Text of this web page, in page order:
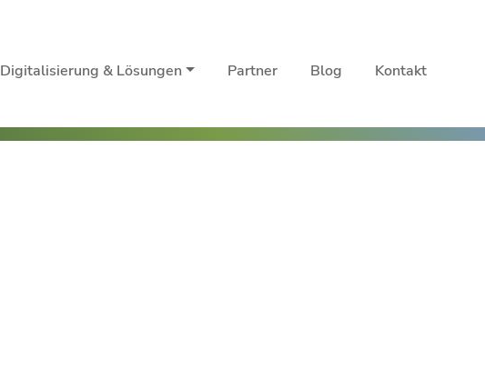
Digitalisierung & Lösungen Partner Blog Kontakt